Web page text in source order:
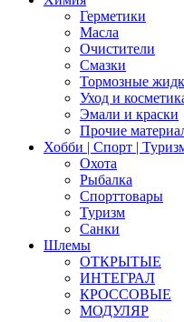
Герметики
Масла
Очистители
Смазки
Тормозные
Уход и
Эмали и краски
Прочие
Хобби | Cпорт |
Охота
Рыбалка
Спорттовары
Туризм
Санки
Шлемы
ОТКРЫТЫЕ
ИНТЕГРАЛ
КРОССОВЫЕ
МОДУЛЯР